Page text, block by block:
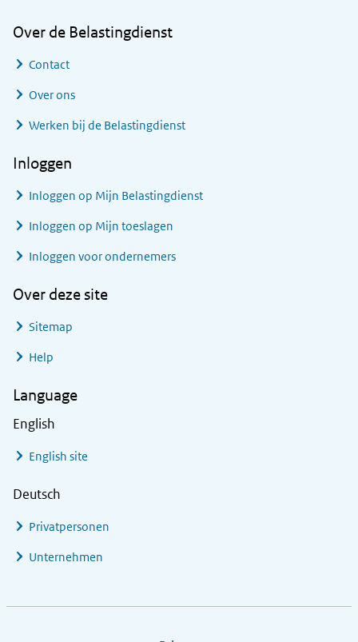
Over de Belastingdienst
Contact
Over ons
Werken bij de Belastingdienst
Inloggen
Inloggen op Mijn Belastingdienst
Inloggen op Mijn toeslagen
Inloggen voor ondernemers
Over deze site
Sitemap
Help
Language
English
English site
Deutsch
Privatpersonen
Unternehmen